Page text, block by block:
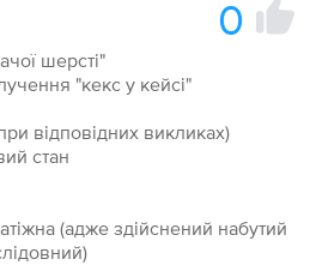
0
шерсті"
"кекс у кейсі"
відповідних викликах)
стан
(адже здійснений набутий